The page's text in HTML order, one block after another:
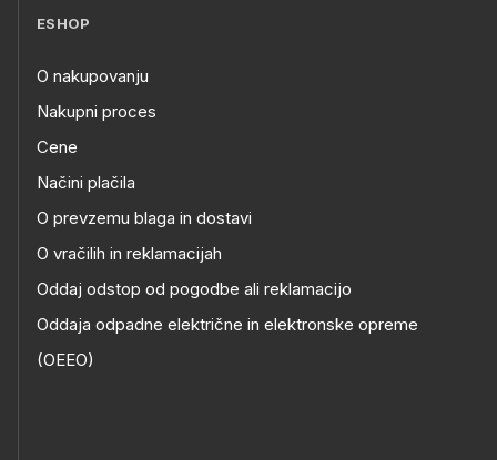
ESHOP
O nakupovanju
Nakupni proces
Cene
Načini plačila
O prevzemu blaga in dostavi
O vračilih in reklamacijah
Oddaj odstop od pogodbe ali reklamacijo
Oddaja odpadne električne in elektronske opreme
(OEEO)